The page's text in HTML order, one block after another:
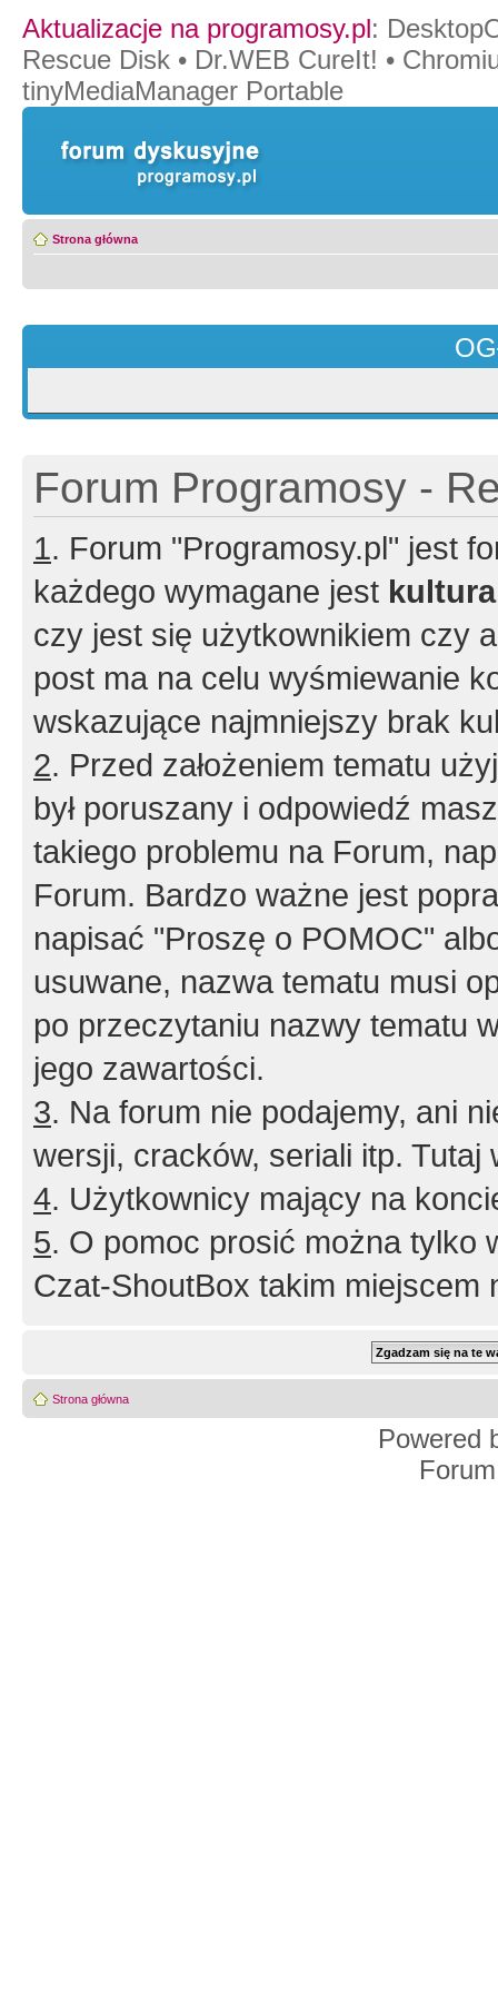
Aktualizacje na programosy.pl:
Rescue Disk • Dr.WEB CureIt! •
tinyMediaManager Portable
Strona główna
Forum Programosy -
1. Forum "Programosy.pl" jest
każdego wymagane jest
czy jest się użytkownikiem czy
post ma na celu wyśmiewanie
wskazujące najmniejszy brak
2. Przed założeniem tematu
był poruszany i odpowiedź
takiego problemu na Forum,
Forum. Bardzo ważne jest
napisać "Proszę o POMOC"
usuwane, nazwa tematu musi
po przeczytaniu nazwy tematu
jego zawartości.
3. Na forum nie podajemy, ani
wersji, cracków, seriali itp. Tutaj
4. Użytkownicy mający na
5. O pomoc prosić można tylko
Czat-ShoutBox takim miejscem
Strona główna
Powered